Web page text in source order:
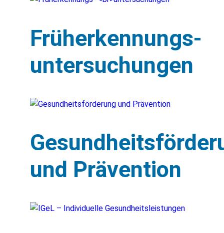
Früherkennungs-
untersuchungen
und Prävention